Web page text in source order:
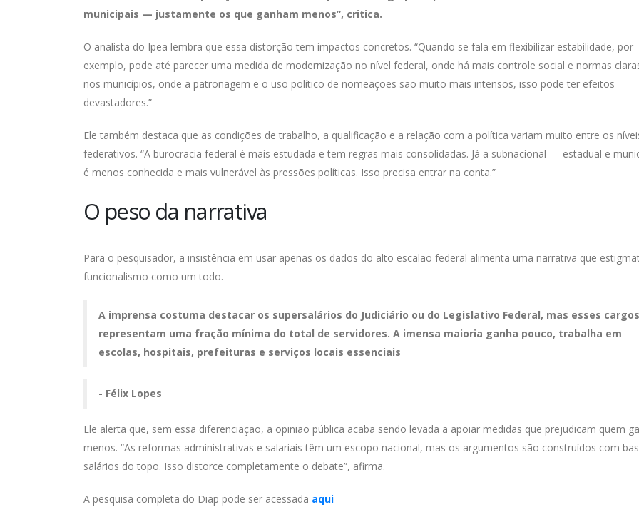
municipais — justamente os que ganham menos”, critica.
O analista do Ipea lembra que essa distorção tem impactos concretos. “Quando se fala em flexibilizar estabilidade, por
exemplo, pode até parecer uma medida de modernização no nível federal, onde há mais controle social e normas
nos municípios, onde a patronagem e o uso político de nomeações são muito mais intensos, isso pode ter efeitos
devastadores.”
Ele também destaca que as condições de trabalho, a qualificação e a relação com a política variam muito entre os
federativos. “A burocracia federal é mais estudada e tem regras mais consolidadas. Já a subnacional — estadual e
é menos conhecida e mais vulnerável às pressões políticas. Isso precisa entrar na conta.”
O peso da narrativa
Para o pesquisador, a insistência em usar apenas os dados do alto escalão federal alimenta uma narrativa que
funcionalismo como um todo.
A imprensa costuma destacar os supersalários do Judiciário ou do Legislativo Federal, mas esses cargos
representam uma fração mínima do total de servidores. A imensa maioria ganha pouco, trabalha em
escolas, hospitais, prefeituras e serviços locais essenciais
- Félix Lopes
Ele alerta que, sem essa diferenciação, a opinião pública acaba sendo levada a apoiar medidas que prejudicam quem
menos. “As reformas administrativas e salariais têm um escopo nacional, mas os argumentos são construídos com
salários do topo. Isso distorce completamente o debate”, afirma.
A pesquisa completa do Diap pode ser acessada aqui